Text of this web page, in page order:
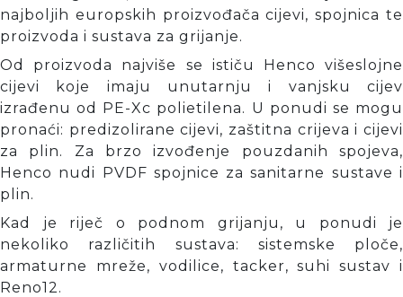
najboljih europskih proizvođača cijevi, spojnica te
proizvoda i sustava za grijanje.
Od proizvoda najviše se ističu Henco višeslojne
cijevi koje imaju unutarnju i vanjsku cijev
izrađenu od PE-Xc polietilena. U ponudi se mogu
pronaći: predizolirane cijevi, zaštitna crijeva i cijevi
za plin. Za brzo izvođenje pouzdanih spojeva,
Henco nudi PVDF spojnice za sanitarne sustave i
plin.
Kad je riječ o podnom grijanju, u ponudi je
nekoliko različitih sustava: sistemske ploče,
armaturne mreže, vodilice, tacker, suhi sustav i
Reno12.